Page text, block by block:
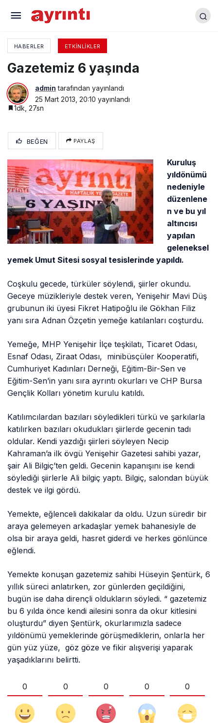
HABERLER ETKINLIKLER
Gazetemiz 6 yaşında
admin tarafından yayınlandı
25 Mart 2013, 20:10 yayınlandı
1dk, 27sn
BEĞEN PAYLAŞ
Kuruluş
yıldönümü
nedeniyle
düzenlene
n ve bu yıl
altıncısı
yapılan
geleneksel
yemek Umut Sitesi sosyal tesislerinde yapıldı.
Coşkulu gecede, türküler söylendi, şiirler okundu.
Geceye müzikleriyle destek veren, Yenişehir Mavi Düş
grubunun iki üyesi Fikret Hatipoğlu ile Gökhan Filiz
yanı sıra Adnan Özçetin yemeğe katılanları coşturdu.
Yemeğe, MHP Yenişehir İlçe teşkilatı, Ticaret Odası,
Esnaf Odası, Ziraat Odası, minibüsçüler Kooperatifi,
Cumhuriyet Kadınları Derneği, Eğitim-Bir-Sen ve
Eğitim-Sen’in yanı sıra ayrıntı okurları ve CHP Bursa
Gençlik Kolları yönetim kurulu katıldı.
Katılımcılardan bazıları söyledikleri türkü ve şarkılarla
katılırken bazıları okudukları şiirlerde gecenin tadı
oldular. Kendi yazdığı şiirleri söyleyen Necip
Kahraman’a ilk övgü Yenişehir Gazetesi sahibi yazar,
şair Ali Bilgiç’ten geldi. Gecenin kapanışını ise kendi
söylediği şiirlerle Ali bilgiç yaptı. Bilgiç, salondan büyük
destek ve ilgi gördü.
Yemekte, eğlenceli dakikalar da oldu. Uzun süredir bir
araya gelemeyen arkadaşlar yemek bahanesiyle de
olsa bir araya geldi, hasret giderdi ve herkes gönlünce
eğlendi.
Yemekte konuşan gazetemiz sahibi Hüseyin Şentürk, 6
yıllık süreci anlatırken, zor günlerden geçildiğini,
bugün ise daha dirençli oldukların söyledi. “ gazetemiz
bu 6 yılda önce kendi ailesini sonra da okur kitlesini
oluşturdu” diyen Şentürk, okurlarımızla sadece
yıldönümü yemeklerinde görüşmediklerin, onlarla her
gün yüz yüze, göz göze ve fikir alışverişi yaparak
yaşadıklarını belirtti.
0 0 0 0 0
Bilgit BESOB başkanvekili